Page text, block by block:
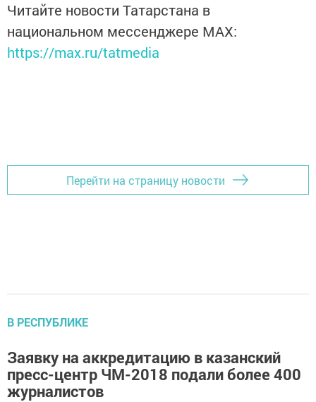
Читайте новости Татарстана в
национальном мессенджере MАХ:
https://max.ru/tatmedia
Перейти на страницу новости
В РЕСПУБЛИКЕ
Заявку на аккредитацию в казанский
пресс-центр ЧМ-2018 подали более 400
журналистов